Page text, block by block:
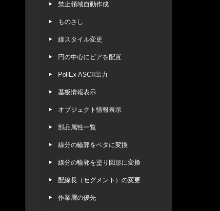
禁止領域自動作成
ものさし
線スタイル変更
円の中心にビアを配置
PollEx ASCII出力
基板情報表示
オブジェクト情報表示
部品属性一覧
線分の輪郭をベタに変換
線分の輪郭を塗り図形に変換
配線長（セグメント）の変更
作業層の優先